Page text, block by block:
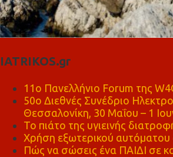
IATRIKOS.gr
11ο Πανελλήνιο Forum της
50ο Διεθνές Συνέδριο
Θεσσαλονίκη, 30 Μαΐου – 1
Το πιάτο της υγιεινής
Χρήση εξωτερικού αυτόματου
Πώς να σώσεις ένα ΠΑΙΔΙ σε